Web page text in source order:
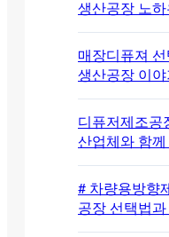
생산공장 노
매장디퓨져
생산공장 이야
디퓨저제조공
산업체와 함께
# 차량용방향
공장 선택법과